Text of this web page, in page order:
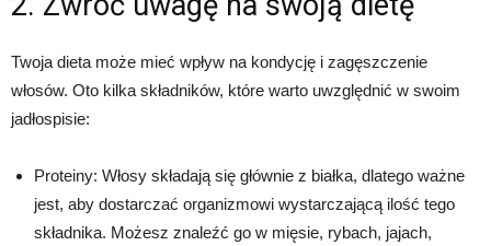
Twoja dieta może mieć wpływ na kondycję i zagęszczenie
włosów. Oto kilka składników, które warto uwzględnić w swoim
jadłospisie:
Proteiny: Włosy składają się głównie z białka, dlatego ważne
jest, aby dostarczać organizmowi wystarczającą ilość tego
składnika. Możesz znaleźć go w mięsie, rybach, jajach,